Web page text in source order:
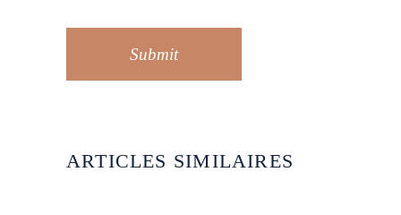
Submit
ARTICLES SIMILAIRES